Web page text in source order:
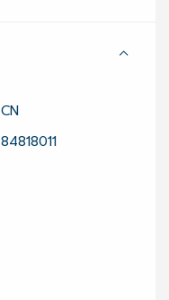
CN
84818011